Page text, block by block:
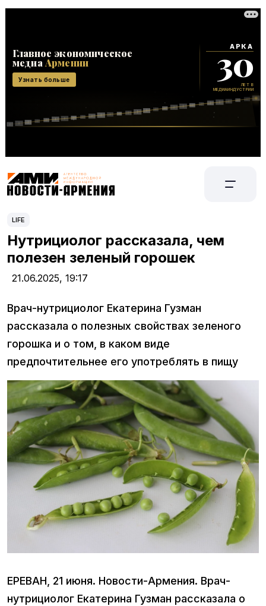
LIFE
Нутрициолог рассказала, чем
полезен зеленый горошек
21.06.2025, 19:17
Врач-нутрициолог Екатерина Гузман
рассказала о полезных свойствах зеленого
горошка и о том, в каком виде
предпочтительнее его употреблять в пищу
ЕРЕВАН, 21 июня. Новости-Армения. Врач-
нутрициолог Екатерина Гузман рассказала о